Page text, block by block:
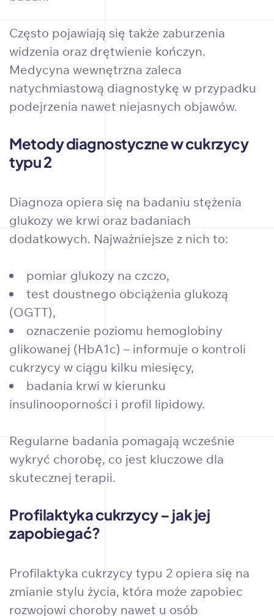
Często pojawiają się także zaburzenia
widzenia oraz drętwienie kończyn.
Medycyna wewnętrzna zaleca
natychmiastową diagnostykę w przypadku
podejrzenia nawet niejasnych objawów.
Metody diagnostyczne w cukrzycy
typu 2
Diagnoza opiera się na badaniu stężenia
glukozy we krwi oraz badaniach
dodatkowych. Najważniejsze z nich to:
pomiar glukozy na czczo,
test doustnego obciążenia glukozą
(OGTT),
oznaczenie poziomu hemoglobiny
glikowanej (HbA1c) – informuje o kontroli
cukrzycy w ciągu kilku miesięcy,
badania krwi w kierunku
insulinooporności i profil lipidowy.
Regularne badania pomagają wcześnie
wykryć chorobę, co jest kluczowe dla
skutecznej terapii.
Profilaktyka cukrzycy – jak jej
zapobiegać?
Profilaktyka cukrzycy typu 2 opiera się na
zmianie stylu życia, która może zapobiec
rozwojowi choroby nawet u osób